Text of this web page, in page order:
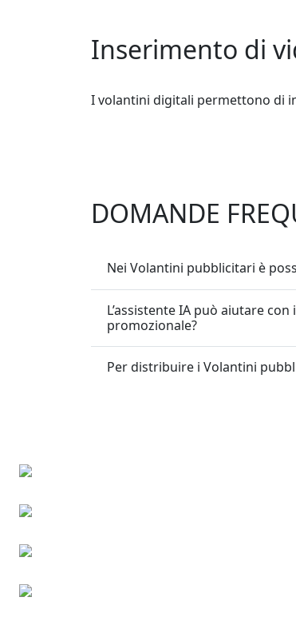
Inserimento di
I volantini digitali permettono di
DOMANDE
Nei Volantini pubblicitari è
L’assistente IA può aiutare
promozionale?
Per distribuire i Volantini